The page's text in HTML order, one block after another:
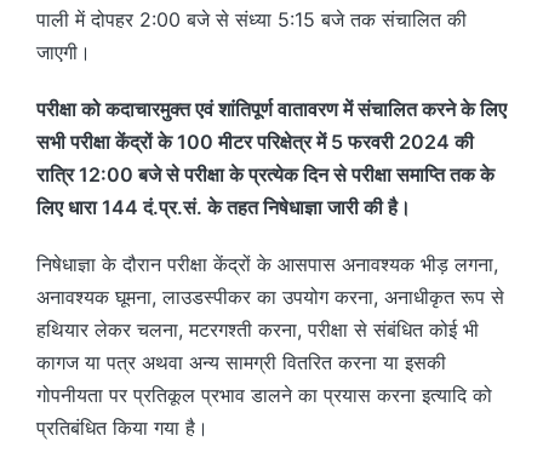
पाली में दोपहर 2:00 बजे से संध्या 5:15 बजे तक संचालित की
जाएगी।
परीक्षा को कदाचारमुक्त एवं शांतिपूर्ण वातावरण में संचालित करने के लिए
सभी परीक्षा केंद्रों के 100 मीटर परिक्षेत्र में 5 फरवरी 2024 की
रात्रि 12:00 बजे से परीक्षा के प्रत्येक दिन से परीक्षा समाप्ति तक के
लिए धारा 144 दं.प्र.सं. के तहत निषेधाज्ञा जारी की है।
निषेधाज्ञा के दौरान परीक्षा केंद्रों के आसपास अनावश्यक भीड़ लगना,
अनावश्यक घूमना, लाउडस्पीकर का उपयोग करना, अनाधीकृत रूप से
हथियार लेकर चलना, मटरगश्ती करना, परीक्षा से संबंधित कोई भी
कागज या पत्र अथवा अन्य सामग्री वितरित करना या इसकी
गोपनीयता पर प्रतिकूल प्रभाव डालने का प्रयास करना इत्यादि को
प्रतिबंधित किया गया है।